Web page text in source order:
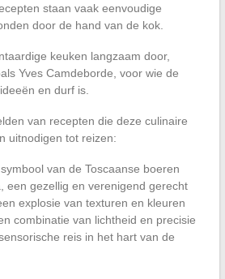
staan vaak eenvoudige
door de hand van de kok.
keuken langzaam door,
Yves Camdeborde, voor wie de
en durf is.
van recepten die deze culinaire
uitnodigen tot reizen:
van de Toscaanse boeren
een gezellig en verenigend gerecht
explosie van texturen en kleuren
combinatie van lichtheid en precisie
reis in het hart van de